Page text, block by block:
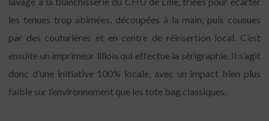
les tenues trop abîmées, découpées à la main, puis cousues
par des couturières et en centre de réinsertion local. C’est
ensuite un imprimeur lillois qui effectue la sérigraphie. Il s’agit
donc d’une initiative 100% locale, avec un impact bien plus
faible sur l’environnement que les tote bag classiques.